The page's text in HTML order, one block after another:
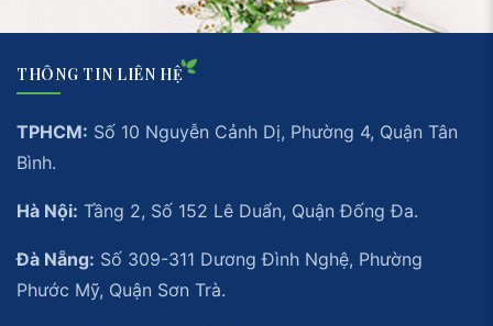
THÔNG TIN LIÊN HỆ
TPHCM: Số 10 Nguyễn Cảnh Dị, Phường 4, Quận Tân
Bình.
Hà Nội: Tầng 2, Số 152 Lê Duẩn, Quận Đống Đa.
Đà Nẵng: Số 309-311 Dương Đình Nghệ, Phường
Phước Mỹ, Quận Sơn Trà.